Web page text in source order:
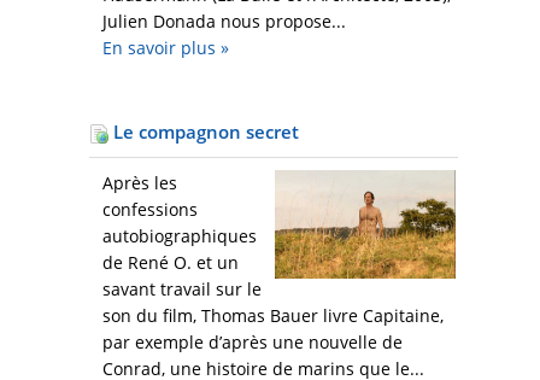
Julien Donada nous propose...
En savoir plus »
Le compagnon secret
Après les
confessions
autobiographiques
de René O. et un
savant travail sur le
son du film, Thomas Bauer livre Capitaine,
par exemple d’après une nouvelle de
Conrad, une histoire de marins que le...